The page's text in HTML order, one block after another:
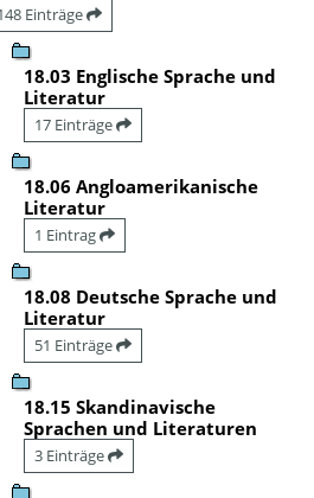
Einträge
18.03 Englische Sprache und
Literatur
17 Einträge
18.06 Angloamerikanische
Literatur
1 Eintrag
18.08 Deutsche Sprache und
Literatur
51 Einträge
18.15 Skandinavische
Sprachen und Literaturen
3 Einträge